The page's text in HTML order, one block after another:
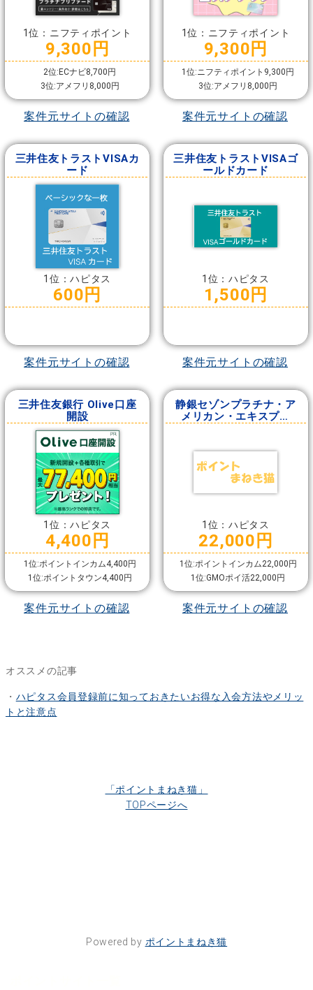
1位：ニフティポイント
9,300円
2位:ECナビ8,700円
3位:アメフリ8,000円
案件元サイトの確認
1位：ニフティポイント
9,300円
1位:ニフティポイント9,300円
3位:アメフリ8,000円
案件元サイトの確認
三井住友トラストVISAカ
ード
1位：ハピタス
600円
案件元サイトの確認
三井住友トラストVISAゴ
ールドカード
1位：ハピタス
1,500円
案件元サイトの確認
三井住友銀行 Olive口座
開設
1位：ハピタス
4,400円
1位:ポイントインカム4,400円
1位:ポイントタウン4,400円
案件元サイトの確認
静銀セゾンプラチナ・ア
メリカン・エキスプレ
1位：ハピタス
22,000円
1位:ポイントインカム22,000円
1位:GMOポイ活22,000円
案件元サイトの確認
オススメの記事
・ ハピタス会員登録前に知っておきたいお得な入会方法やメリッ
トと注意点
「ポイントまねき猫」
TOPページへ
Powered by ポイントまねき猫